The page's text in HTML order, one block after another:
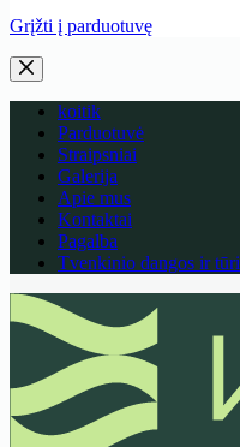
Grįžti į parduotuvę
koitik
Parduotuvė
Straipsniai
Galerija
Apie mus
Kontaktai
Pagalba
Tvenkinio dangos ir